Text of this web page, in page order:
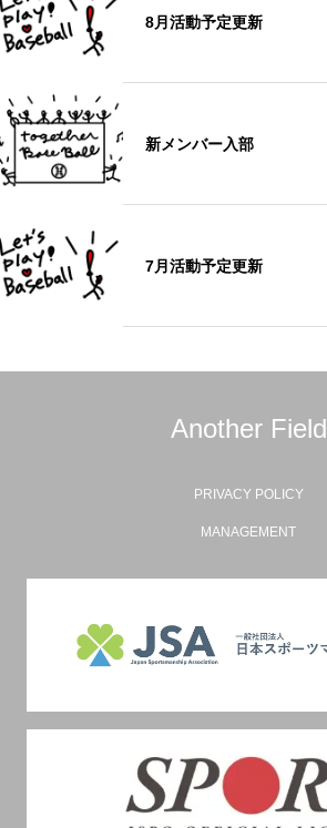
8月活動予定更新
新メンバー入部
7月活動予定更新
Another Field
PRIVACY POLICY
MANAGEMENT